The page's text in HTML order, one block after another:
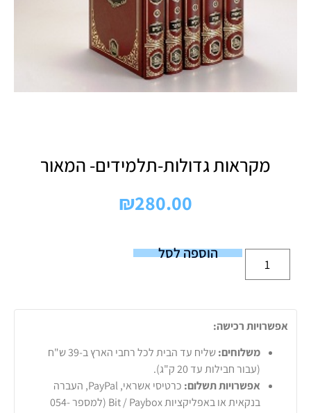
מקראות גדולות-תלמידים- המאור
₪280.00
הוספה לסל
אפשרויות רכישה:
משלוחים:
שליח עד הבית לכל רחבי הארץ ב-39 ש"ח
(עבור חבילות עד 20 ק"ג).
אפשרויות תשלום:
כרטיסי אשראי, PayPal, העברה
בנקאית או באפליקציות Bit / Paybox (למספר 054-